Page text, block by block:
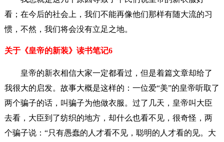
看；在今后的社会上，我们不能再像他们那样有随大流的习
惯，不然，我们将会没有立足之地。
关于《皇帝的新装》读书笔记6
皇帝的新衣相信大家一定都看过，但是着篇文章却给了
我很大的启发。故事大概是这样的：一位爱“美”的皇帝听取了
两个骗子的话，叫骗子为他做衣服。过了几天，皇帝叫大臣
去看，大臣到了纺织的地方，却什么也看不见，很奇怪，两
个骗子说：“只有愚蠢的人才看不见，聪明的人才看的见。大